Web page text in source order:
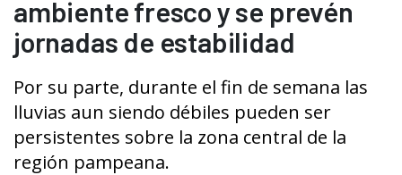
ambiente fresco y se prevén
jornadas de estabilidad
Por su parte, durante el fin de semana las
lluvias aun siendo débiles pueden ser
persistentes sobre la zona central de la
región pampeana.